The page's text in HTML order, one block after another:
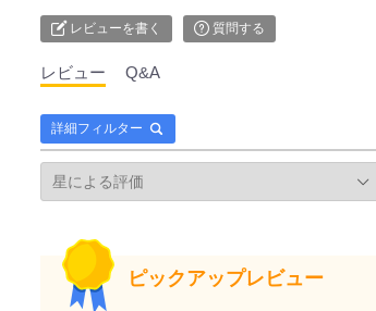
レビューを書く 質問する
レビュー Q&A
詳細フィルター
ピックアップレビュー